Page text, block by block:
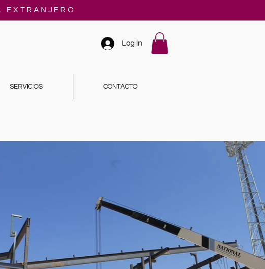
EXTRANJERO
Log In
SERVICIOS CONTACTO